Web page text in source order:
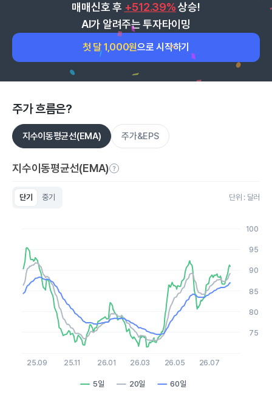
매매신호 후 +512.39% 상승!
AI가 알려주는 투자타이밍
첫 달 1,000원으로 시작하기
주가 흐름은?
지수이동평균선(EMA) 주가&EPS
지수이동평균선(EMA)
단기 중기 단위 : 달러
The chart has 1 X axis displaying Time. Data ranges from
The chart has 1 Y axis displaying values. Data ranges from
5일 20일 60일
25.09 25.11 26.01 26.03 26.05 26.07
75
80
85
90
95
100